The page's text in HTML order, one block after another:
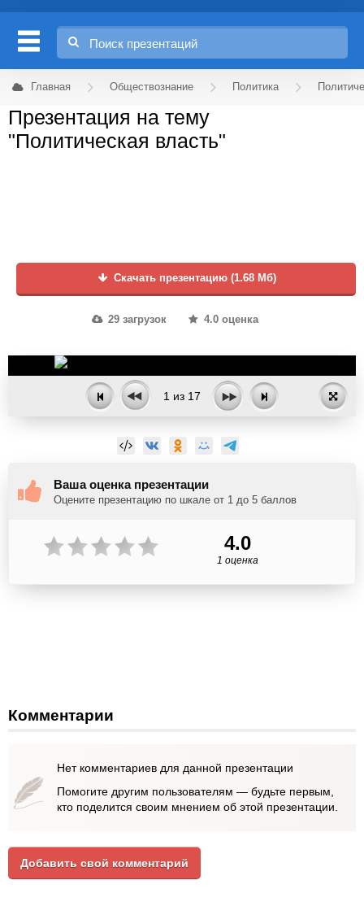
Главная Обществознание Политика
Презентация на тему
"Политическая власть"
Скачать презентацию (1.68 Мб)
29 загрузок 4.0 оценка
1 из 17
Ваша оценка презентации
Оцените презентацию по шкале от 1 до 5 баллов
4.0
1 оценка
Комментарии
Нет комментариев для данной презентации
Помогите другим пользователям — будьте первым,
кто поделится своим мнением об этой презентации.
Добавить свой комментарий